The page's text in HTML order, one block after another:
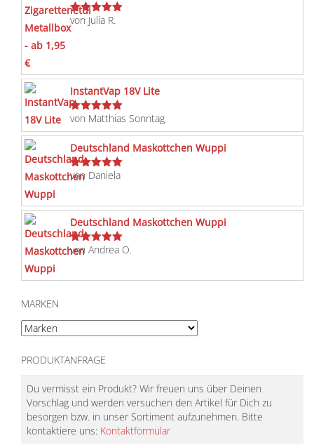
Bewertet
mit
von Julia R.
InstantVap 18V Lite
Bewertet
von Matthias Sonntag
Deutschland Maskottchen Wuppi
Bewertet
von Daniela
Deutschland Maskottchen Wuppi
Bewertet
von Andrea O.
MARKEN
PRODUKTANFRAGE
Du vermisst ein Produkt? Wir freuen uns über Deinen
Vorschlag und werden versuchen den Artikel für Dich zu
besorgen bzw. in unser Sortiment aufzunehmen. Bitte
kontaktiere uns: Kontaktformular